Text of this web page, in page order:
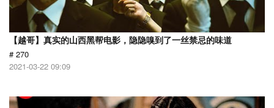
【越哥】真实的山西黑帮电影，隐隐嗅到了一丝禁忌的味道
# 270
2021-03-22 09:09